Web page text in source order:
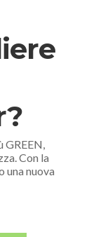
GREEN,
Con la
una nuova